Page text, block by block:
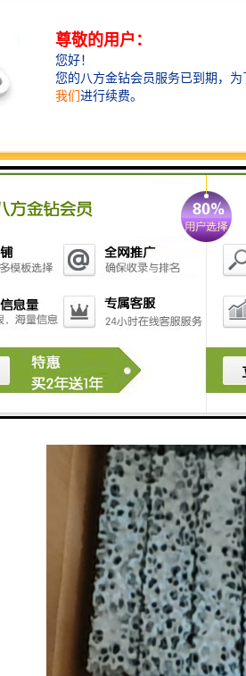
问题,较高的生产成本限制了碳化硅
由此,国内外众多学者致力于研究低
高强度、高韧性碳化硅陶瓷,并取得